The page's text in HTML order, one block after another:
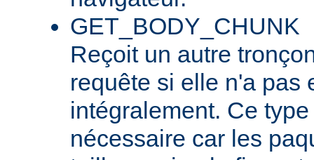
GET_BODY_CHUNK
Reçoit un autre
requête si elle n'a pas
intégralement. Ce
nécessaire car les